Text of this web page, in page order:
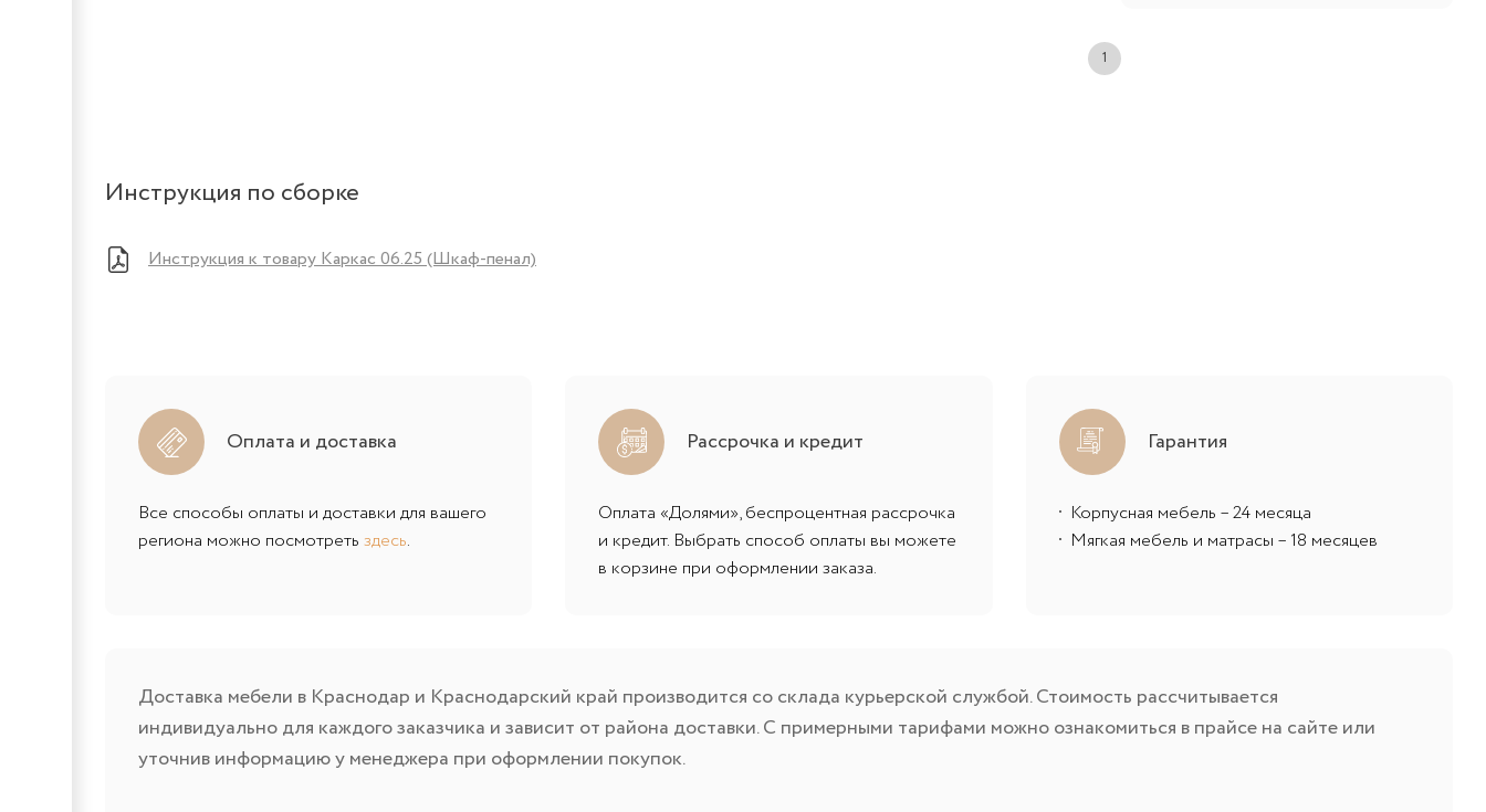
1
Инструкция по сборке
Инструкция к товару Каркас 06.25 (Шкаф-пенал)
Оплата и доставка
Все способы оплаты и доставки для вашего
региона можно посмотреть здесь.
Рассрочка и кредит
Оплата «Долями», беспроцентная рассрочка
и кредит. Выбрать способ оплаты вы можете
в корзине при оформлении заказа.
Гарантия
Корпусная мебель – 24 месяца
Мягкая мебель и матрасы – 18 месяцев
Доставка мебели в Краснодар и Краснодарский край производится со склада курьерской службой. Стоимость рассчитывается
индивидуально для каждого заказчика и зависит от района доставки. С примерными тарифами можно ознакомиться в прайсе на сайте или
уточнив информацию у менеджера при оформлении покупок.